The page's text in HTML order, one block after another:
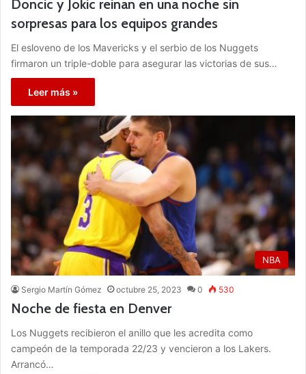
Doncic y Jokic reinan en una noche sin
sorpresas para los equipos grandes
El esloveno de los Mavericks y el serbio de los Nuggets
firmaron un triple-doble para asegurar las victorias de sus…
Leer más »
NBA
Sergio Martín Gómez octubre 25, 2023 0 530
Noche de fiesta en Denver
Los Nuggets recibieron el anillo que les acredita como
campeón de la temporada 22/23 y vencieron a los Lakers.
Arrancó…